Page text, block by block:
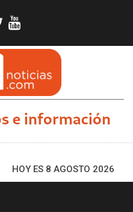
HOY ES 8 AGOSTO 2026